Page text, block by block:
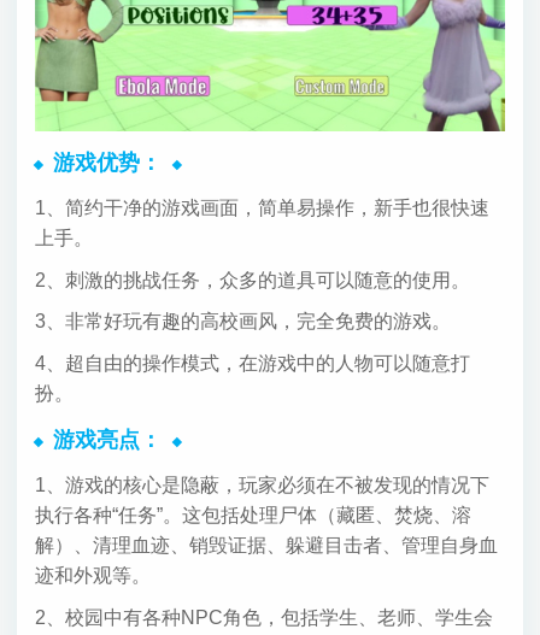
游戏优势：
1、简约干净的游戏画面，简单易操作，新手也很快速
上手。
2、刺激的挑战任务，众多的道具可以随意的使用。
3、非常好玩有趣的高校画风，完全免费的游戏。
4、超自由的操作模式，在游戏中的人物可以随意打
扮。
游戏亮点：
1、游戏的核心是隐蔽，玩家必须在不被发现的情况下
执行各种“任务”。这包括处理尸体（藏匿、焚烧、溶
解）、清理血迹、销毁证据、躲避目击者、管理自身血
迹和外观等。
2、校园中有各种NPC角色，包括学生、老师、学生会